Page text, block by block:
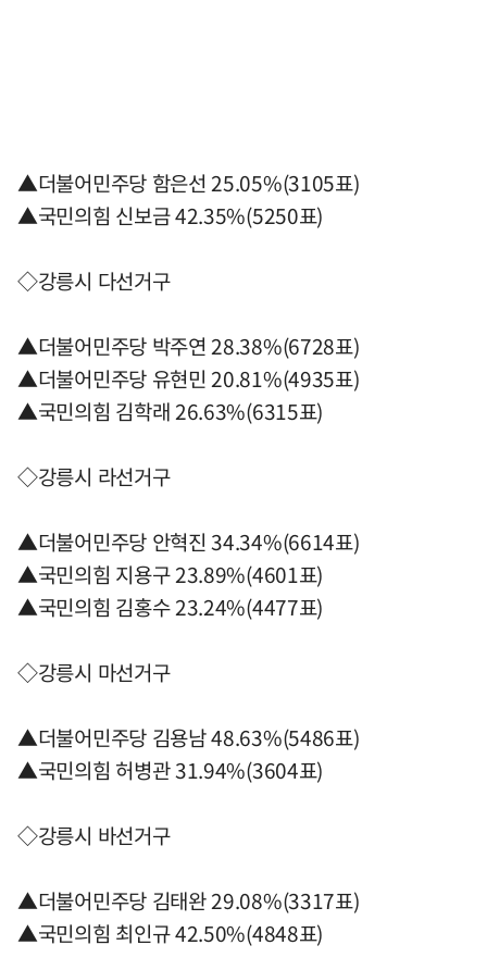
▲더불어민주당 함은선 25.05%(3105표)
▲국민의힘 신보금 42.35%(5250표)
◇강릉시 다선거구
▲더불어민주당 박주연 28.38%(6728표)
▲더불어민주당 유현민 20.81%(4935표)
▲국민의힘 김학래 26.63%(6315표)
◇강릉시 라선거구
▲더불어민주당 안혁진 34.34%(6614표)
▲국민의힘 지용구 23.89%(4601표)
▲국민의힘 김홍수 23.24%(4477표)
◇강릉시 마선거구
▲더불어민주당 김용남 48.63%(5486표)
▲국민의힘 허병관 31.94%(3604표)
◇강릉시 바선거구
▲더불어민주당 김태완 29.08%(3317표)
▲국민의힘 최인규 42.50%(4848표)